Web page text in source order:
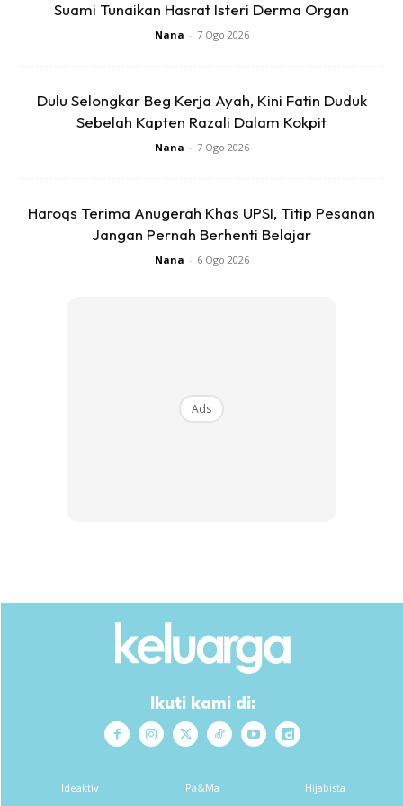
3. KERAPKAN PENYUSUAN TERUS ATAU TANDEM
sehingga susu habis dikeluarkan (payudara menjadi
Suami Tunaikan Hasrat Isteri Derma Organ
Nana - 7 Ogo 2026
Dulu Selongkar Beg Kerja Ayah, Kini Fatin Duduk
Sebelah Kapten Razali Dalam Kokpit
Nana - 7 Ogo 2026
Haroqs Terima Anugerah Khas UPSI, Titip Pesanan
Jangan Pernah Berhenti Belajar
Nana - 6 Ogo 2026
Ads
Ikuti kami di:
Ideaktiv Pa&Ma Hijabista